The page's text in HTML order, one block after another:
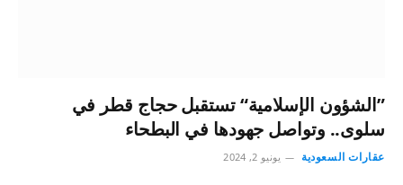
”الشؤون الإسلامية“ تستقبل حجاج قطر في
سلوى.. وتواصل جهودها في البطحاء
عقارات السعودية يونيو 2, 2024